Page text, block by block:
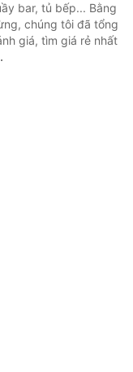
bar, tủ bếp... Bằng
chúng tôi đã tổng
giá, tìm giá rẻ nhất